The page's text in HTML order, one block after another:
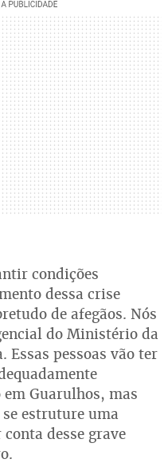
condições
dessa crise
de afegãos. Nós
do Ministério da
Essas pessoas vão ter
Guarulhos, mas
estruture uma
desse grave